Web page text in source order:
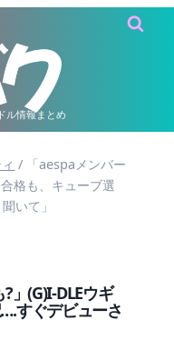
ル情報まとめ
/
「aespaメンバー
格も、キューブ選
いて」
」(G)I-DLEウギ
すぐデビューさ